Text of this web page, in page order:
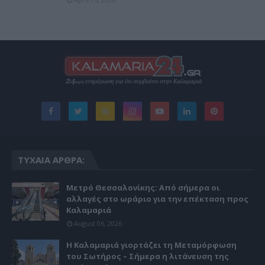
ΤΥΧΑΊΑ ΆΡΘΡΑ:
Μετρό Θεσσαλονίκης: Από σήμερα οι
αλλαγές στο ωράριο για την επέκταση προς
Καλαμαριά
August 06, 2026
Η Καλαμαριά γιορτάζει τη Μεταμόρφωση
του Σωτήρος – Σήμερα η λιτάνευση της